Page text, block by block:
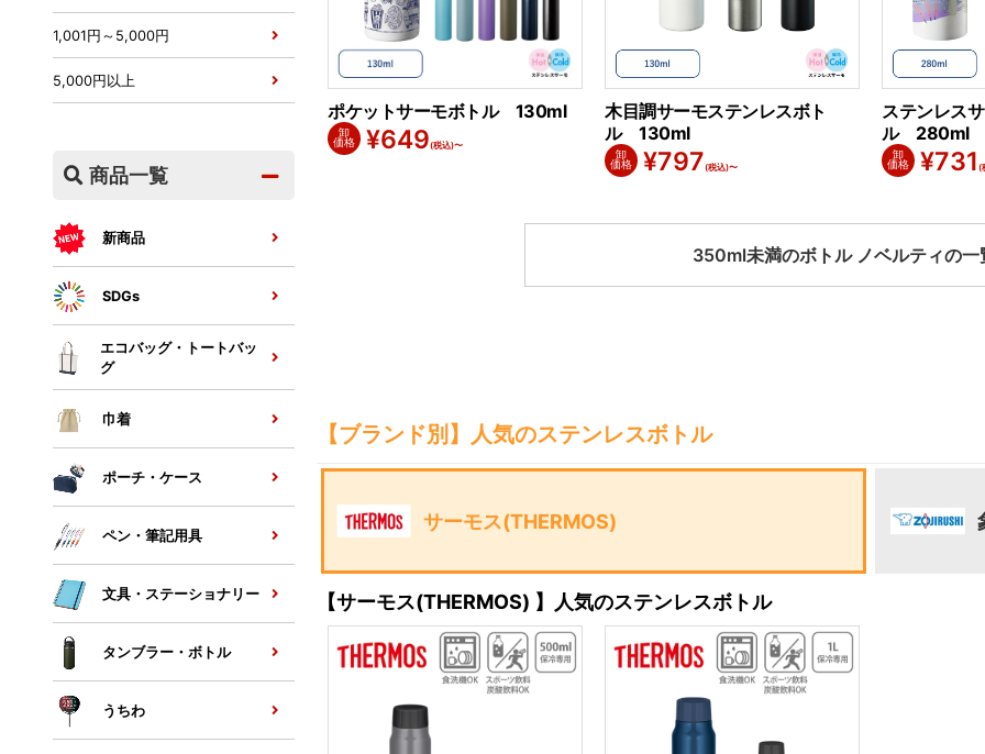
ポケットサーモボトル 130ml
卸
価格
¥649(税込)〜
木目調サーモステンレスボト
ル 130ml
卸
価格
¥797(税込)〜
ステンレス
ル 280ml
卸
価格
¥731 (
350ml未満のボトル ノベルティの一
【ブランド別】人気のステンレスボトル
サーモス(THERMOS)
【サーモス(THERMOS) 】人気のステンレスボトル
1,001円～5,000円
5,000円以上
商品一覧
新商品
SDGs
エコバッグ・トートバッ
グ
巾着
ポーチ・ケース
ペン・筆記用具
文具・ステーショナリー
タンブラー・ボトル
うちわ